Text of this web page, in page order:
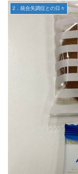
2．統合失調症との日々